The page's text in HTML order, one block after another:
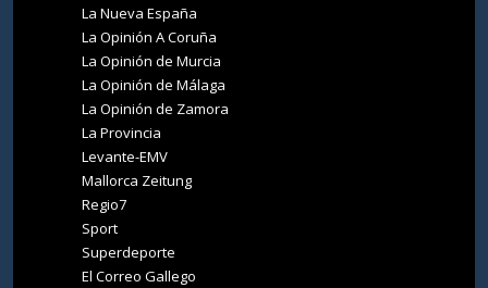
La Nueva España
La Opinión A Coruña
La Opinión de Murcia
La Opinión de Málaga
La Opinión de Zamora
La Provincia
Levante-EMV
Mallorca Zeitung
Regio7
Sport
Superdeporte
El Correo Gallego